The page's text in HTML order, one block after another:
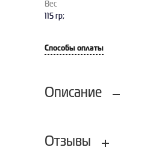
Вес
115 гр;
Способы оплаты
Описание
Отзывы